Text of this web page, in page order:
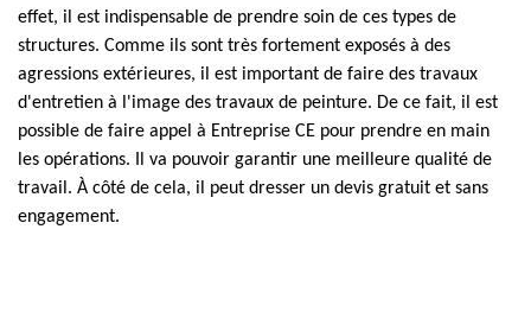
effet, il est indispensable de prendre soin de ces types de
structures. Comme ils sont très fortement exposés à des
agressions extérieures, il est important de faire des travaux
d'entretien à l'image des travaux de peinture. De ce fait, il est
possible de faire appel à Entreprise CE pour prendre en main
les opérations. Il va pouvoir garantir une meilleure qualité de
travail. À côté de cela, il peut dresser un devis gratuit et sans
engagement.